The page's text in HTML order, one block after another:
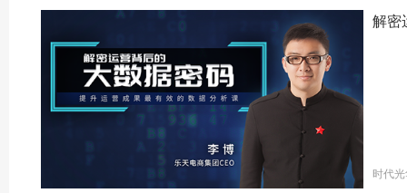
解密
时代